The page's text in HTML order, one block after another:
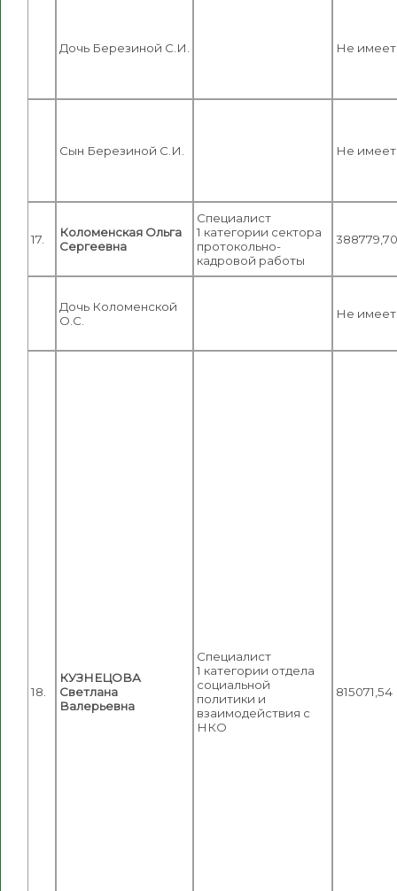
Дочь Березиной С.И. Не имеет
Сын Березиной С.И. Не имеет
17.
Коломенская Ольга
Сергеевна
Специалист
1 категории сектора
протокольно-
кадровой работы
388779,70
Дочь Коломенской
О.С.
Не имеет
18.
КУЗНЕЦОВА
Светлана
Валерьевна
Специалист
1 категории отдела
социальной
политики и
взаимодействия с
НКО
815071,54